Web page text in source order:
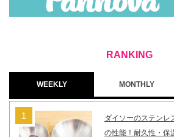
WEEKLY MONTHLY
ダイソーのステンレ
の性能！耐久性・保